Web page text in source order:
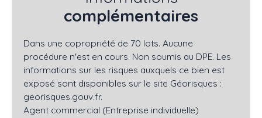
complémentaires
Dans une copropriété de 70 lots. Aucune
procédure n'est en cours. Non soumis au DPE. Les
informations sur les risques auxquels ce bien est
exposé sont disponibles sur le site Géorisques :
georisques.gouv.fr.
Agent commercial (Entreprise individuelle)